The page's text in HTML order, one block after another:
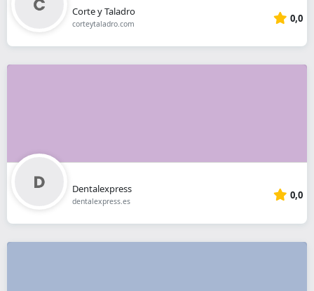
Corte y Taladro
corteytaladro.com 0,0
Dentalexpress
dentalexpress.es 0,0